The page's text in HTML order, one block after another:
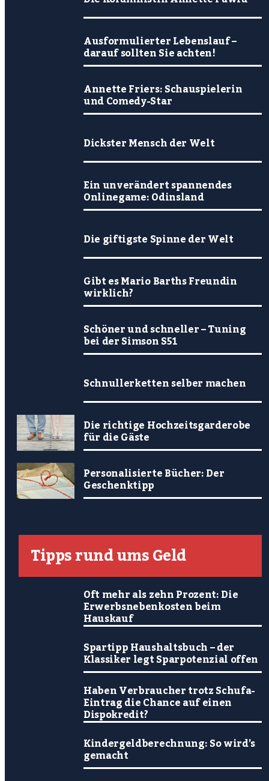
Ausformulierter Lebenslauf –
darauf sollten Sie achten!
Annette Friers: Schauspielerin
und Comedy-Star
Dickster Mensch der Welt
Ein unverändert spannendes
Onlinegame: Odinsland
Die giftigste Spinne der Welt
Gibt es Mario Barths Freundin
wirklich?
Schöner und schneller – Tuning
bei der Simson S51
Schnullerketten selber machen
Die richtige Hochzeitsgarderobe
für die Gäste
Personalisierte Bücher: Der
Geschenktipp
Tipps rund ums Geld
Oft mehr als zehn Prozent: Die
Erwerbsnebenkosten beim
Hauskauf
Spartipp Haushaltsbuch – der
Klassiker legt Sparpotenzial offen
Haben Verbraucher trotz Schufa-
Eintrag die Chance auf einen
Dispokredit?
Kindergeldberechnung: So wird’s
gemacht